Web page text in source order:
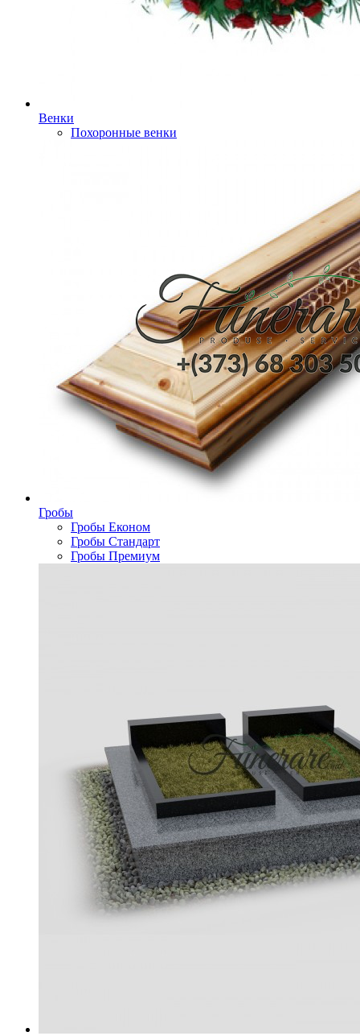
Венки
Похоронные венки
Гробы
Гробы Економ
Гробы Стандарт
Гробы Премиум